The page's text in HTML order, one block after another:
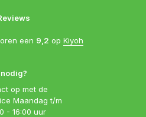
op met de
Maandag t/m
- 16:00 uur
een 9,2 op Kiyoh